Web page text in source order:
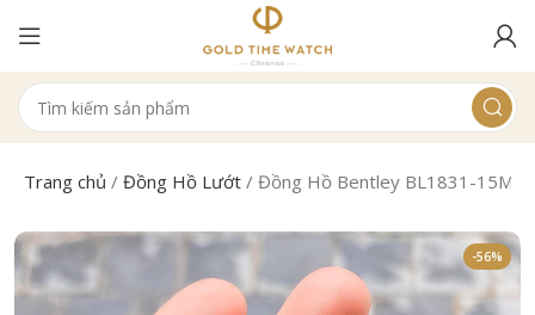
Trang chủ /Đồng Hồ Lướt /Đồng Hồ Bentley BL1831-
-56%